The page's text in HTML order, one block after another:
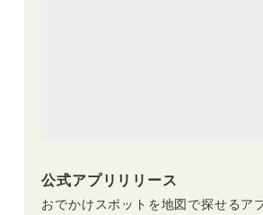
公式アプリリリース
おでかけスポットを地図で探せるア